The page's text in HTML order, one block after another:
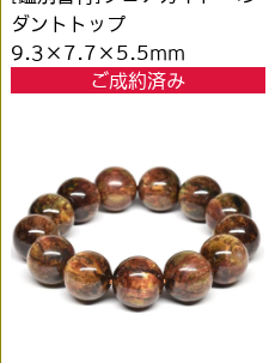
ダントトップ
9.3×7.7×5.5mm
ご成約済み